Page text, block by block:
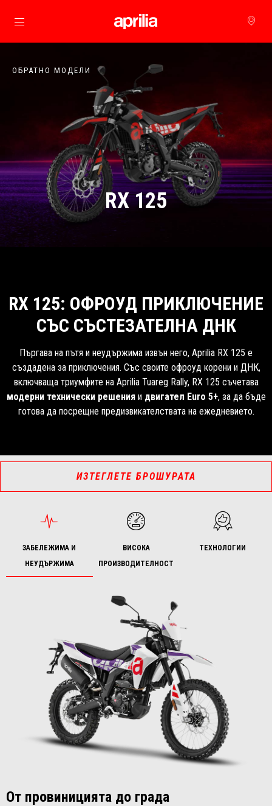
Основна страница
ОБРАТНО МОДЕЛИ
RX 125
RX 125: ОФРОУД ПРИКЛЮЧЕНИЕ
СЪС СЪСТЕЗАТЕЛНА ДНК
Пъргава на пътя и неудържима извън него, Aprilia RX 125 е
създадена за приключения. Със своите офроуд корени и ДНК,
включваща триумфите на Aprilia Tuareg Rally, RX 125 съчетава
модерни технически решенияи двигател Euro 5+, за да бъде
готова да посрещне предизвикателствата на ежедневието.
ИЗТЕГЛЕТЕ БРОШУРАТА
ЗАБЕЛЕЖИМА И
НЕУДЪРЖИМА
ВИСОКА
ПРОИЗВОДИТЕЛНОСТ
ТЕХНОЛОГИИ
От провиницията до града